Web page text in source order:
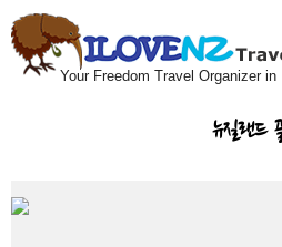
Your Freedom Travel Organizer in
뉴질랜드